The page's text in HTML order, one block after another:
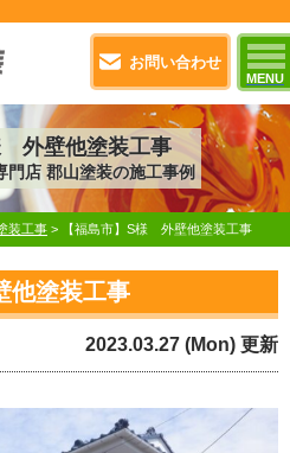
お問い合わせ
MENU
外壁他塗装工事
門店 郡山塗装の施工事例
装工事 > 【福島市】S様 外壁他塗装工事
他塗装工事
2023.03.27 (Mon) 更新